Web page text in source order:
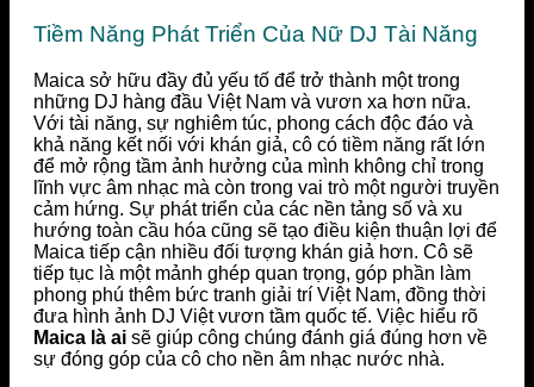
Tiềm Năng Phát Triển Của Nữ DJ Tài Năng
Maica sở hữu đầy đủ yếu tố để trở thành một trong
những DJ hàng đầu Việt Nam và vươn xa hơn nữa.
Với tài năng, sự nghiêm túc, phong cách độc đáo và
khả năng kết nối với khán giả, cô có tiềm năng rất lớn
để mở rộng tầm ảnh hưởng của mình không chỉ trong
lĩnh vực âm nhạc mà còn trong vai trò một người truyền
cảm hứng. Sự phát triển của các nền tảng số và xu
hướng toàn cầu hóa cũng sẽ tạo điều kiện thuận lợi để
Maica tiếp cận nhiều đối tượng khán giả hơn. Cô sẽ
tiếp tục là một mảnh ghép quan trọng, góp phần làm
phong phú thêm bức tranh giải trí Việt Nam, đồng thời
đưa hình ảnh DJ Việt vươn tầm quốc tế. Việc hiểu rõ
Maica là ai sẽ giúp công chúng đánh giá đúng hơn về
sự đóng góp của cô cho nền âm nhạc nước nhà.